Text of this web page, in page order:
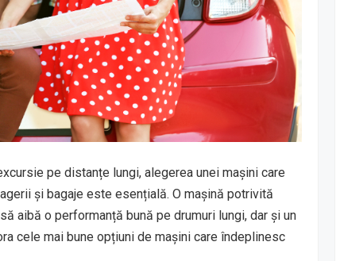
pe distanțe lungi, alegerea unei mașini care
și bagaje este esențială. O mașină potrivită
aibă o performanță bună pe drumuri lungi, dar și un
cele mai bune opțiuni de mașini care îndeplinesc